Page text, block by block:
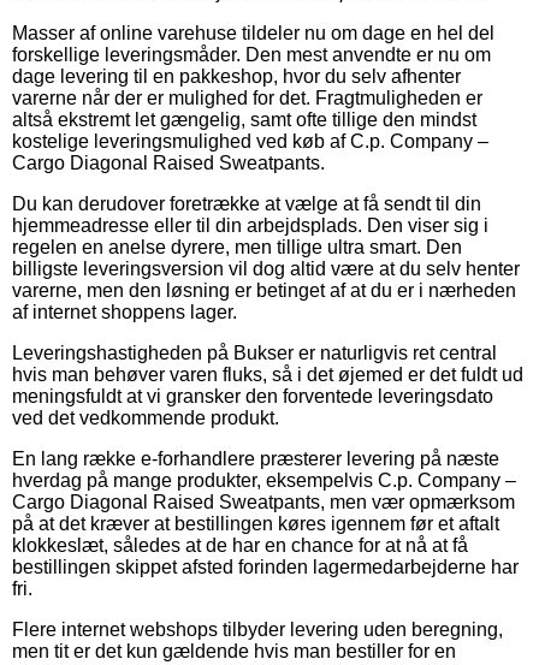
Masser af online varehuse tildeler nu om dage en hel del
forskellige leveringsmåder. Den mest anvendte er nu om
dage levering til en pakkeshop, hvor du selv afhenter
varerne når der er mulighed for det. Fragtmuligheden er
altså ekstremt let gængelig, samt ofte tillige den mindst
kostelige leveringsmulighed ved køb af C.p. Company –
Cargo Diagonal Raised Sweatpants.
Du kan derudover foretrække at vælge at få sendt til din
hjemmeadresse eller til din arbejdsplads. Den viser sig i
regelen en anelse dyrere, men tillige ultra smart. Den
billigste leveringsversion vil dog altid være at du selv henter
varerne, men den løsning er betinget af at du er i nærheden
af internet shoppens lager.
Leveringshastigheden på Bukser er naturligvis ret central
hvis man behøver varen fluks, så i det øjemed er det fuldt ud
meningsfuldt at vi gransker den forventede leveringsdato
ved det vedkommende produkt.
En lang række e-forhandlere præsterer levering på næste
hverdag på mange produkter, eksempelvis C.p. Company –
Cargo Diagonal Raised Sweatpants, men vær opmærksom
på at det kræver at bestillingen køres igennem før et aftalt
klokkeslæt, således at de har en chance for at nå at få
bestillingen skippet afsted forinden lagermedarbejderne har
fri.
Flere internet webshops tilbyder levering uden beregning,
men tit er det kun gældende hvis man bestiller for en